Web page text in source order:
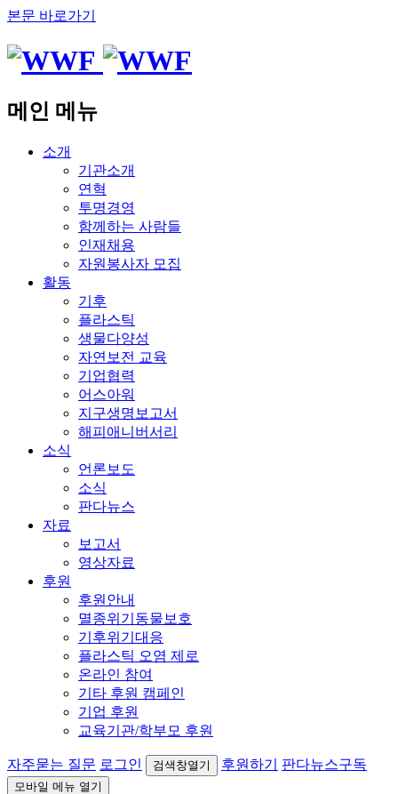
본문 바로가기
메인 메뉴
소개
기관소개
연혁
투명경영
함께하는 사람들
인재채용
자원봉사자 모집
활동
기후
플라스틱
생물다양성
자연보전 교육
기업협력
어스아워
지구생명보고서
해피애니버서리
소식
언론보도
소식
판다뉴스
자료
보고서
영상자료
후원
후원안내
멸종위기동물보호
기후위기대응
플라스틱 오염 제로
온라인 참여
기타 후원 캠페인
기업 후원
교육기관/학부모 후원
자주묻는 질문 로그인 검색창열기 후원하기 판다뉴스구독
모바일 메뉴 열기